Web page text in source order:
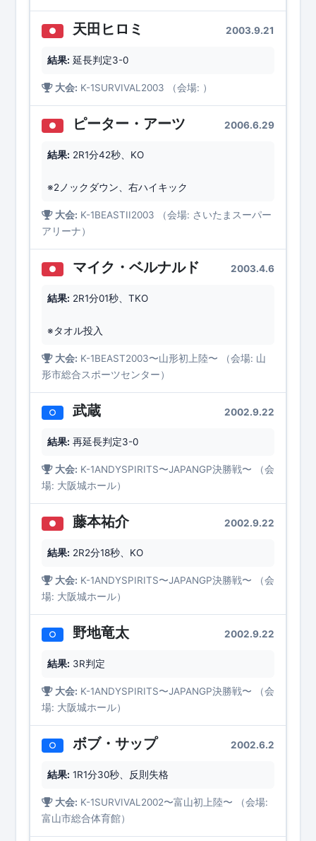
● 天田ヒロミ 2003.9.21
結果: 延長判定3-0
大会: K-1SURVIVAL2003 （会場: ）
● ピーター・アーツ 2006.6.29
結果: 2R1分42秒、KO
※2ノックダウン、右ハイキック
大会: K-1BEASTII2003 （会場: さいたまスーパー
アリーナ）
● マイク・ベルナルド 2003.4.6
結果: 2R1分01秒、TKO
※タオル投入
大会: K-1BEAST2003〜山形初上陸〜 （会場: 山
形市総合スポーツセンター）
○ 武蔵 2002.9.22
結果: 再延長判定3-0
大会: K-1ANDYSPIRITS〜JAPANGP決勝戦〜 （会
場: 大阪城ホール）
● 藤本祐介 2002.9.22
結果: 2R2分18秒、KO
大会: K-1ANDYSPIRITS〜JAPANGP決勝戦〜 （会
場: 大阪城ホール）
○ 野地竜太 2002.9.22
結果: 3R判定
大会: K-1ANDYSPIRITS〜JAPANGP決勝戦〜 （会
場: 大阪城ホール）
○ ボブ・サップ 2002.6.2
結果: 1R1分30秒、反則失格
大会: K-1SURVIVAL2002〜富山初上陸〜 （会場:
富山市総合体育館）